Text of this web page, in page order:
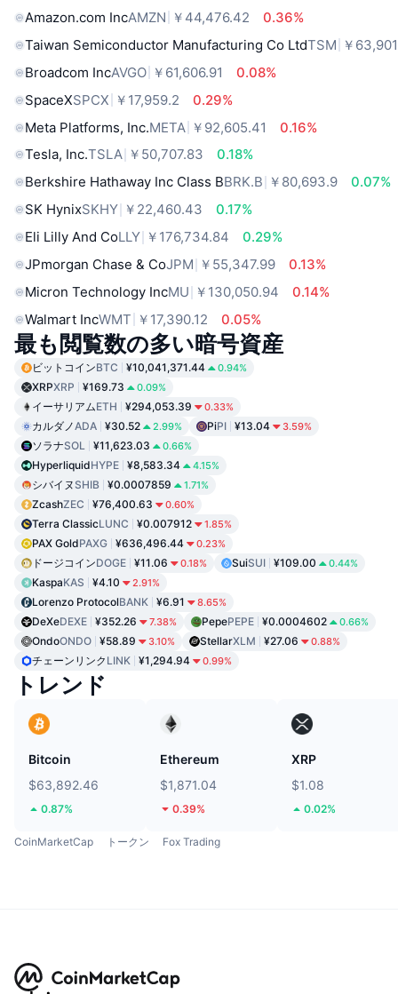
Amazon.com IncAMZN ￥44,476.42
0.36%
Taiwan Semiconductor Manufacturing Co LtdTSM ￥
Broadcom IncAVGO ￥61,606.91
0.08%
SpaceXSPCX ￥17,959.2
0.29%
Meta Platforms, Inc.META ￥92,605.41
0.16%
Tesla, Inc.TSLA ￥50,707.83
0.18%
Berkshire Hathaway Inc Class BBRK.B ￥80,693.9
0.07%
SK HynixSKHY ￥22,460.43
0.17%
Eli Lilly And CoLLY ￥176,734.84
0.29%
JPmorgan Chase & CoJPM ￥55,347.99
0.13%
Micron Technology IncMU ￥130,050.94
0.14%
Walmart IncWMT ￥17,390.12 0.05%
最も閲覧数の多い暗号資産
ビットコインBTC ¥10,041,371.44 0.94%
XRPXRP ¥169.73 0.09%
イーサリアムETH ¥294,053.39 0.33%
カルダノADA ¥30.52 2.99% PiPI ¥13.04 3.59%
ソラナSOL ¥11,623.03 0.66%
HyperliquidHYPE ¥8,583.34 4.15%
シバイヌ SHIB ¥0.0007859 1.71%
ZcashZEC ¥76,400.63 0.60%
Terra ClassicLUNC ¥0.007912 1.85%
PAX GoldPAXG ¥636,496.44 0.23%
ドージコインDOGE ¥11.06 0.18% SuiSUI ¥109.00 0.44%
KaspaKAS ¥4.10 2.91%
Lorenzo ProtocolBANK ¥6.91 8.65%
DeXeDEXE ¥352.26 7.38% PepePEPE ¥0.0004602 0.66%
OndoONDO ¥58.89 3.10% StellarXLM ¥27.06 0.88%
チェーンリンク LINK ¥1,294.94 0.99%
トレンド
Bitcoin
$63,892.46
0.87%
Ethereum
$1,871.04
0.39%
XRP
$1.08
0.02%
CoinMarketCap トークン Fox Trading